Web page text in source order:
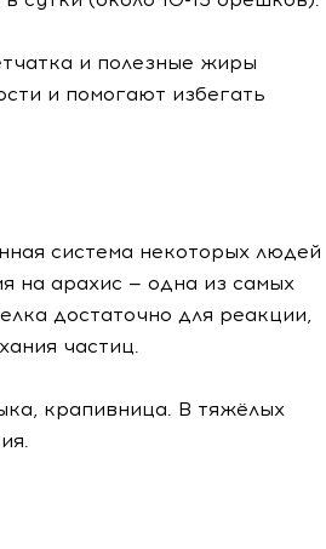
и полезные жиры
и помогают избегать
система некоторых людей
на арахис — одна из самых
достаточно для реакции,
частиц.
крапивница. В тяжёлых